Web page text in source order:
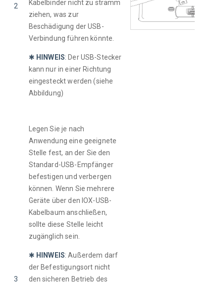
2
Kabelbinder nicht zu stramm
ziehen, was zur
Beschädigung der USB-
Verbindung führen könnte.
✱ HINWEIS: Der USB-Stecker
kann nur in einer Richtung
eingesteckt werden (siehe
Abbildung)
3
Legen Sie je nach
Anwendung eine geeignete
Stelle fest, an der Sie den
Standard-USB-Empfänger
befestigen und verbergen
können. Wenn Sie mehrere
Geräte über den IOX-USB-
Kabelbaum anschließen,
sollte diese Stelle leicht
zugänglich sein.
✱ HINWEIS: Außerdem darf
der Befestigungsort nicht
den sicheren Betrieb des